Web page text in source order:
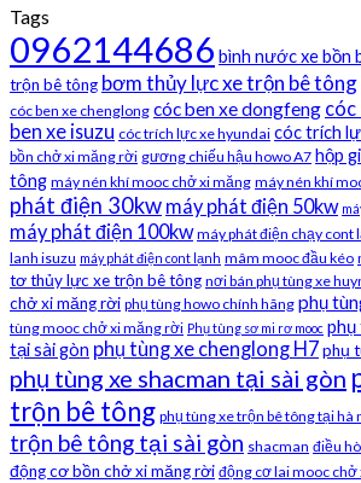
Tags
0962144686 bình nước xe bồn
trộn bê tông bơm thủy lực xe trộn bê tông
cóc ben xe chenglong cóc ben xe dongfeng cóc
ben xe isuzu cóc trích lực xe hyundai cóc trích
bồn chở xi măng rời gương chiếu hậu howo A7 hộp
tông máy nén khí mooc chở xi măng máy nén khí
phát điện 30kw máy phát điện 50kw
máy phát điện 100kw máy phát điện chạy cont
lanh isuzu máy phát điện cont lạnh mâm mooc đầu kéo
tơ thủy lực xe trộn bê tông nơi bán phụ tùng xe
chở xi măng rời phụ tùng howo chính hãng phụ
tùng mooc chở xi măng rời Phụ tùng sơ mi rơ mooc phụ
tại sài gòn phụ tùng xe chenglong H7phụ
phụ tùng xe shacman tại sài gòn
trộn bê tông phụ tùng xe trộn bê tông tại hà
trộn bê tông tại sài gòn shacman điều
động cơ bồn chở xi măng rời động cơ lai mooc chở